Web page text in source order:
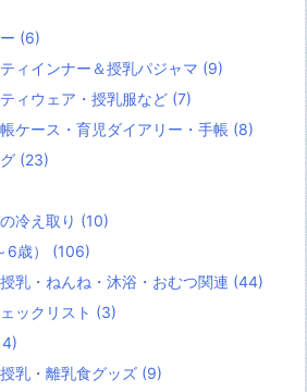
(6)
ィインナー＆授乳パジャマ (9)
ィウェア・授乳服など (7)
ケース・育児ダイアリー・手帳 (8)
(23)
冷え取り (10)
6歳） (106)
乳・ねんね・沐浴・おむつ関連 (44)
ックリスト (3)
乳・離乳食グッズ (9)